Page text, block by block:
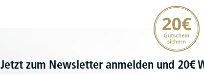
20€ Gutschein
Jetzt zum Newsletter anmelden und 20€